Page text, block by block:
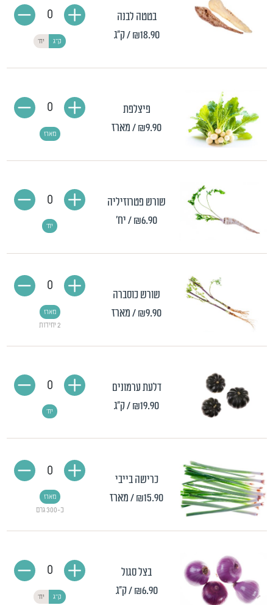
בטטה לבנה
₪18.90 / ק"ג ק"ג יח'
0
פיצלפת
₪9.90/ מארז מארז
0
שורש פטרוזיליה
₪6.90/ יח' יח'
0
שורש כוסברה
₪9.90/ מארז
2 יחידות
מארז
0
דלעת ערמונים
₪19.90/ ק"ג יח'
0
כרישה בייבי
₪15.90/ מארז
כ-300 גרם
מארז
0
בצל סגול
₪6.90 / ק"ג ק"ג יח'
0